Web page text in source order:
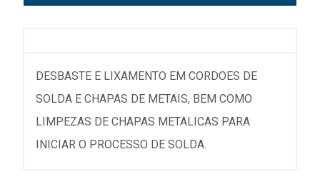
DESBASTE E LIXAMENTO EM CORDOES DE
SOLDA E CHAPAS DE METAIS, BEM COMO
LIMPEZAS DE CHAPAS METALICAS PARA
INICIAR O PROCESSO DE SOLDA.